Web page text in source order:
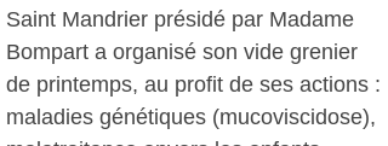
Saint Mandrier présidé par Madame
Bompart a organisé son vide grenier
de printemps, au profit de ses actions :
maladies génétiques (mucoviscidose),